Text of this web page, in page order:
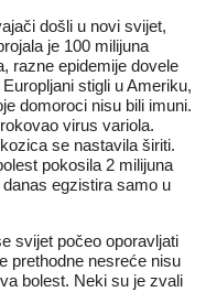
došli u novi svijet,
je 100 milijuna
razne epidemije dovele
stigli u Ameriku,
domoroci nisu bili imuni.
virus variola.
se nastavila širiti.
pokosila 2 milijuna
egzistira samo u
svijet počeo oporavljati
prethodne nesreće nisu
bolest. Neki su je zvali